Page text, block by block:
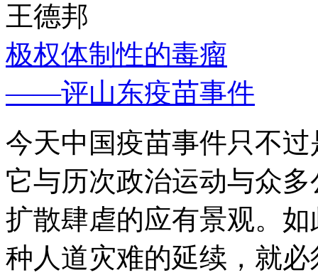
王德邦
极权体制性的毒瘤
——评山东疫苗事件
今天中国疫苗事件只不
它与历次政治运动与众
扩散肆虐的应有景观。
种人道灾难的延续，就